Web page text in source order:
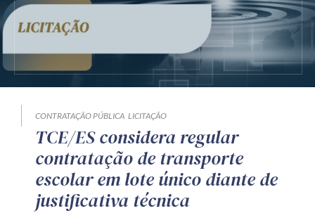
CONTRATAÇÃO PÚBLICA LICITAÇÃO
TCE/ES considera regular
contratação de transporte
escolar em lote único diante de
justificativa técnica